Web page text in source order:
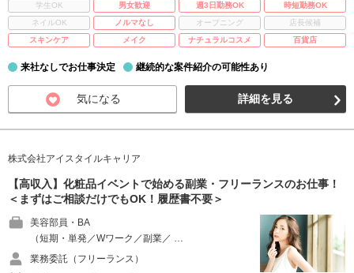
学生OK
男女歓迎 週3日勤務OK
時短勤務OK
ネイルOK
ノルマなし オープニング
店長候補
スキンケア
メイク ナチュラルコスメ 百貨店
来社なしでお仕事決定 継続的な案件紹介の可能性あり
気になる 詳細を見る
株式会社アイスタイルキャリア
【高収入】化粧品イベントで始める副業・フリーランスのお仕事！
＜まずはご相談だけでもOK！履歴書不要＞
美容部員・BA
（短期・単発／Wワーク／副業／ …
業務委託（フリーランス）